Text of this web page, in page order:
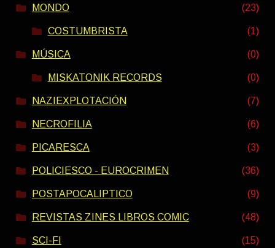
MONDO (23)
COSTUMBRISTA (1)
MÚSICA (0)
MISKATONIK RECORDS (0)
NAZIEXPLOTACIÓN (7)
NECROFILIA (6)
PICARESCA (3)
POLICIESCO - EUROCRIMEN (36)
POSTAPOCALIPTICO (9)
REVISTAS ZINES LIBROS COMIC (48)
SCI-FI (15)